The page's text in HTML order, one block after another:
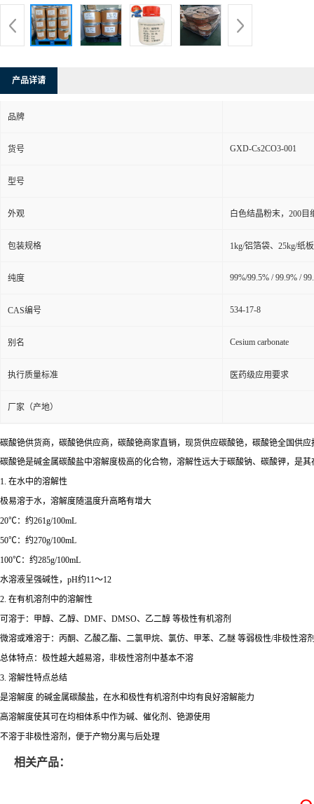
产品详请
品牌
货号 GXD-Cs2CO3-001
型号
外观 白色结晶粉末，200目
包装规格 1kg/铝箔袋、25kg/纸
纯度 99%/99.5% / 99.9% /
CAS编号 534-17-8
别名 Cesium carbonate
执行质量标准 医药级应用要求
厂家（产地）
碳酸铯供货商，碳酸铯供应商，碳酸铯商家直销，现货供应碳酸铯，碳酸铯全国供
碳酸铯是碱金属碳酸盐中溶解度极高的化合物，溶解性远大于碳酸钠、碳酸钾，是
1. 在水中的溶解性
极易溶于水，溶解度随温度升高略有增大
20℃：约261g/100mL
50℃：约270g/100mL
100℃：约285g/100mL
水溶液呈强碱性，pH约11～12
2. 在有机溶剂中的溶解性
可溶于：甲醇、乙醇、DMF、DMSO、乙二醇 等极性有机溶剂
微溶或难溶于：丙酮、乙酸乙酯、二氯甲烷、氯仿、甲苯、乙醚 等弱极性/非极性溶
总体特点：极性越大越易溶，非极性溶剂中基本不溶
3. 溶解性特点总结
是溶解度 的碱金属碳酸盐，在水和极性有机溶剂中均有良好溶解能力
高溶解度使其可在均相体系中作为碱、催化剂、铯源使用
不溶于非极性溶剂，便于产物分离与后处理
相关产品：